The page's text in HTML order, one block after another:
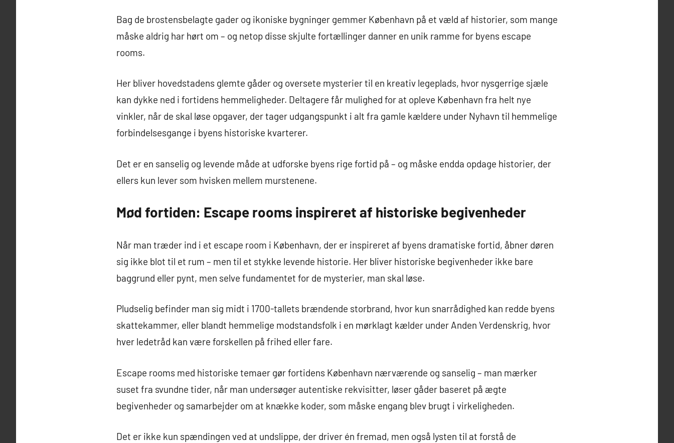
Bag de brostensbelagte gader og ikoniske bygninger gemmer København på et væld af historier, som mange
måske aldrig har hørt om – og netop disse skjulte fortællinger danner en unik ramme for byens escape
rooms.
Her bliver hovedstadens glemte gåder og oversete mysterier til en kreativ legeplads, hvor nysgerrige sjæle
kan dykke ned i fortidens hemmeligheder. Deltagere får mulighed for at opleve København fra helt nye
vinkler, når de skal løse opgaver, der tager udgangspunkt i alt fra gamle kældere under Nyhavn til hemmelige
forbindelsesgange i byens historiske kvarterer.
Det er en sanselig og levende måde at udforske byens rige fortid på – og måske endda opdage historier, der
ellers kun lever som hvisken mellem murstenene.
Mød fortiden: Escape rooms inspireret af historiske begivenheder
Når man træder ind i et escape room i København, der er inspireret af byens dramatiske fortid, åbner døren
sig ikke blot til et rum – men til et stykke levende historie. Her bliver historiske begivenheder ikke bare
baggrund eller pynt, men selve fundamentet for de mysterier, man skal løse.
Pludselig befinder man sig midt i 1700-tallets brændende storbrand, hvor kun snarrådighed kan redde byens
skattekammer, eller blandt hemmelige modstandsfolk i en mørklagt kælder under Anden Verdenskrig, hvor
hver ledetråd kan være forskellen på frihed eller fare.
Escape rooms med historiske temaer gør fortidens København nærværende og sanselig – man mærker
suset fra svundne tider, når man undersøger autentiske rekvisitter, løser gåder baseret på ægte
begivenheder og samarbejder om at knække koder, som måske engang blev brugt i virkeligheden.
Det er ikke kun spændingen ved at undslippe, der driver én fremad, men også lysten til at forstå de